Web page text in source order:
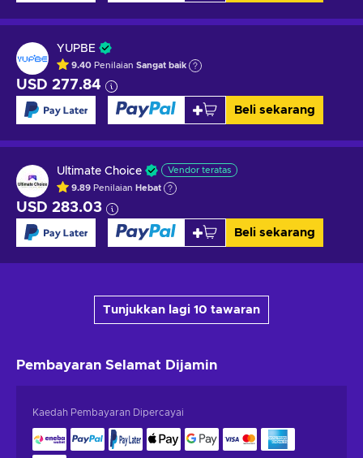
YUPBE
9.40 Penilaian Sangat baik
USD 277.84
Beli sekarang
Ultimate Choice Vendor teratas
9.89 Penilaian Hebat
USD 283.03
Beli sekarang
Tunjukkan lagi 10 tawaran
Pembayaran Selamat Dijamin
Kaedah Pembayaran Dipercayai